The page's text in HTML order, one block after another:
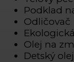
Podklad
Odličovač
Olej na
Detský